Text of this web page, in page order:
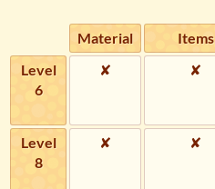
Material Items
Level
6
✘ ✘
Level
8
✘ ✘